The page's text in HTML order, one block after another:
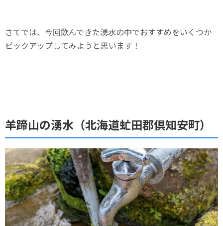
さてでは、今回飲んできた湧水の中でおすすめをいくつか
ピックアップしてみようと思います！
羊蹄山の湧水（北海道虻田郡倶知安町）